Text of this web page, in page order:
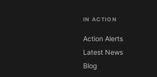
IN ACTION
Action Alerts
Latest News
Blog